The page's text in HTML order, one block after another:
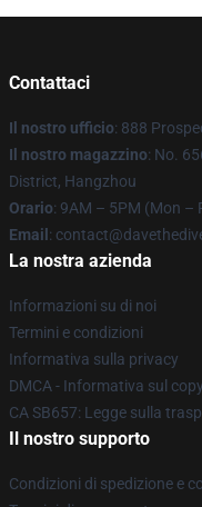
Contattaci
Il nostro ufficio: 888
Il nostro magazzino: No.
District, Hangzhou
Orario: 9AM – 5PM (Mon –
Email :
La nostra azienda
Informazioni su di noi
Termini e condizioni
Informativa sulla privacy
DMCA - Informativa sul
CA SB657: Legge sulla
Il nostro supporto
Condizioni di spedizione e